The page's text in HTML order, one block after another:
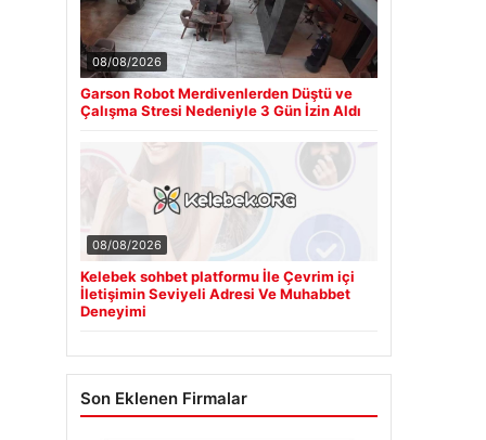
08/08/2026
Garson Robot Merdivenlerden Düştü ve
Çalışma Stresi Nedeniyle 3 Gün İzin Aldı
08/08/2026
Kelebek sohbet platformu İle Çevrim içi
İletişimin Seviyeli Adresi Ve Muhabbet
Deneyimi
Son Eklenen Firmalar